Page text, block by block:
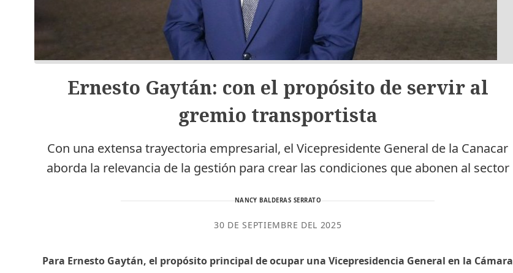
Ernesto Gaytán: con el propósito de servir al
gremio transportista
Con una extensa trayectoria empresarial, el Vicepresidente General de la Canacar
aborda la relevancia de la gestión para crear las condiciones que abonen al sector
NANCY BALDERAS SERRATO
30 DE SEPTIEMBRE DEL 2025
Para Ernesto Gaytán, el propósito principal de ocupar una Vicepresidencia General en la Cámara